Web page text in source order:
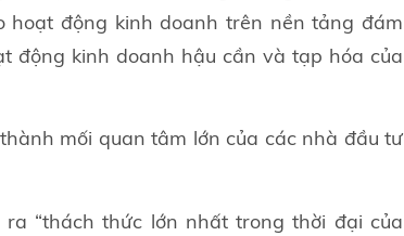
hoạt động kinh doanh trên nền tảng đám
động kinh doanh hậu cần và tạp hóa của
mối quan tâm lớn của các nhà đầu tư
“thách thức lớn nhất trong thời đại của